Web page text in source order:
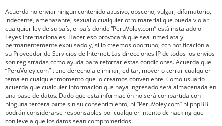
Acuerda no enviar ningun contenido abusivo, obsceno, vulgar, difamatorio,
indecente, amenazante, sexual o cualquier otro material que pueda violar
cualquier ley de su país, el país donde “PeruVoley.com” está instalado o
Leyes Internacionales. Hacer eso provocará que sea inmediata y
permanentemente expulsado y, si lo creemos oportuno, con notificación a
su Proveedor de Servicios de Internet. Las direcciones IP de todos los envíos
son registradas como ayuda para reforzar estas condiciones. Acuerda que
“PeruVoley.com” tiene derecho a eliminar, editar, mover o cerrar cualquier
tema en cualquier momento que lo creamos conveniente. Como usuario
acuerda que cualquier información que haya ingresado será almacenada en
una base de datos. Dado que esta información no será compartida con
ninguna tercera parte sin su consentimiento, ni “PeruVoley.com” ni phpBB
podrán considerarse responsables por cualquier intento de hacking que
conlleve a que los datos sean comprometidos.